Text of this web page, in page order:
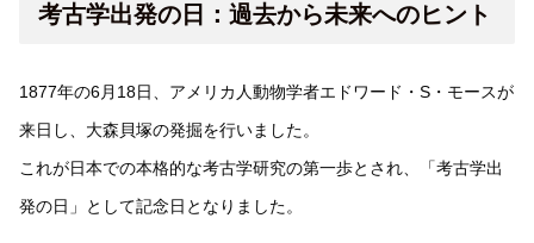
考古学出発の日：過去から未来へのヒント
1877年の6月18日、アメリカ人動物学者エドワード・S・モースが
来日し、大森貝塚の発掘を行いました。
これが日本での本格的な考古学研究の第一歩とされ、「考古学出
発の日」として記念日となりました。